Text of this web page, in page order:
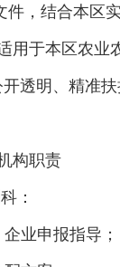
，结合本区
用于本区农业
开透明、精准
构职责
科：
业申报指导；